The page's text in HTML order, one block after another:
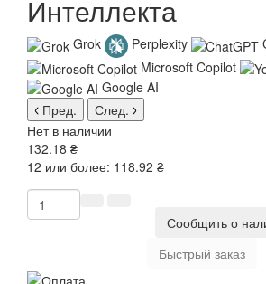
Интеллекта
Grok Perplexity
Microsoft Copilot
Google AI
Пред.
След.
Нет в наличии
132.18 ₴
12 или более: 118.92 ₴
Сообщить о
Быстрый заказ